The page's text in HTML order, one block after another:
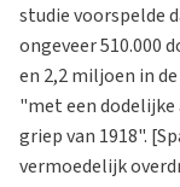
studie voorspelde
ongeveer 510.000
en 2,2 miljoen in
"met een
griep van 1918".
vermoedelijk